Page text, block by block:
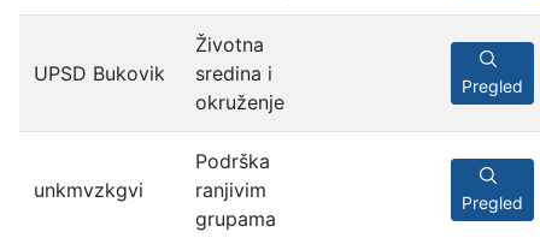
UPSD Bukovik
Životna
sredina i
okruženje
Pregled
unkmvzkgvi
Podrška
ranjivim
grupama
Pregled